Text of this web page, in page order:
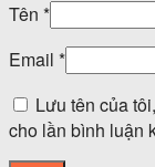
Tên *
Email *
Lưu tên của
cho lần bình luận